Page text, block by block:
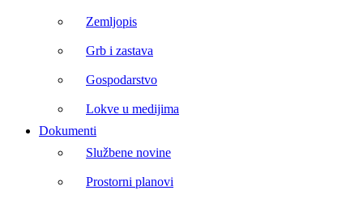
Zemljopis
Grb i zastava
Gospodarstvo
Lokve u medijima
Dokumenti
Službene novine
Prostorni planovi